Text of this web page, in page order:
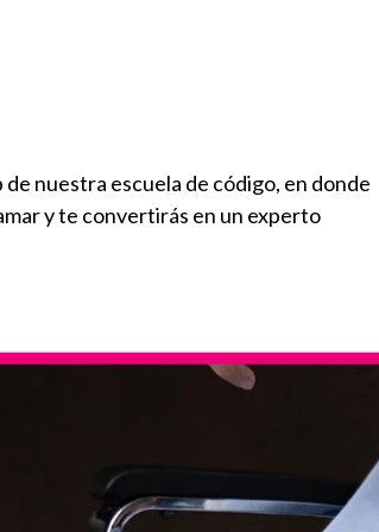
nuestra escuela de código, en donde
y te convertirás en un experto